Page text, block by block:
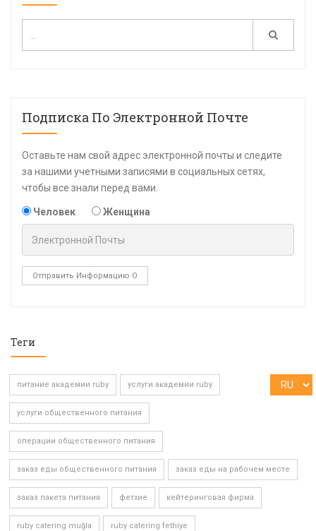
Подписка По Электронной Почте
Оставьте нам свой адрес электронной почты и следите
за нашими учетными записями в социальных сетях,
чтобы все знали перед вами.
Человек Женщина
Отправить Информацию О
Теги
питание академии ruby услуги академии ruby
услуги общественного питания
операции общественного питания
заказ еды общественного питания заказ еды на рабочем месте
заказ пакета питания фетхие кейтеринговая фирма
ruby catering muğla ruby catering fethiye